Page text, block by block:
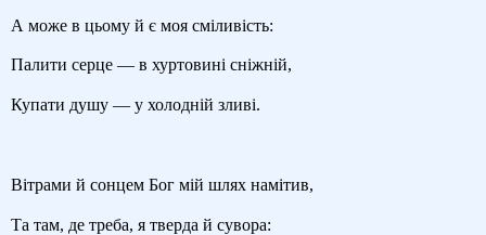
А може в цьому й є моя сміливість:
Палити серце — в хуртовині сніжній,
Купати душу — у холодній зливі.
Вітрами й сонцем Бог мій шлях намітив,
Та там, де треба, я тверда й сувора: